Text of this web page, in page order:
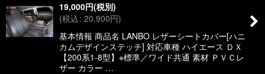
19,000円(税別)
(税込: 20,900円)
基本情報 商品名 LANBO レザーシートカバー[ハニ
カムデザインステッチ] 対応車種 ハイエース ＤＸ
【200系1-8型】※標準／ワイド共通 素材 ＰＶＣレ
ザー カラー …